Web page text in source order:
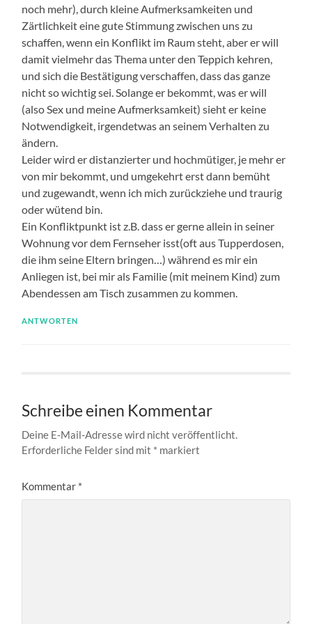
noch mehr), durch kleine Aufmerksamkeiten und
Zärtlichkeit eine gute Stimmung zwischen uns zu
schaffen, wenn ein Konflikt im Raum steht, aber er will
damit vielmehr das Thema unter den Teppich kehren,
und sich die Bestätigung verschaffen, dass das ganze
nicht so wichtig sei. Solange er bekommt, was er will
(also Sex und meine Aufmerksamkeit) sieht er keine
Notwendigkeit, irgendetwas an seinem Verhalten zu
ändern.
Leider wird er distanzierter und hochmütiger, je mehr er
von mir bekommt, und umgekehrt erst dann bemüht
und zugewandt, wenn ich mich zurückziehe und traurig
oder wütend bin.
Ein Konfliktpunkt ist z.B. dass er gerne allein in seiner
Wohnung vor dem Fernseher isst(oft aus Tupperdosen,
die ihm seine Eltern bringen…) während es mir ein
Anliegen ist, bei mir als Familie (mit meinem Kind) zum
Abendessen am Tisch zusammen zu kommen.
ANTWORTEN
Schreibe einen Kommentar
Deine E-Mail-Adresse wird nicht veröffentlicht.
Erforderliche Felder sind mit * markiert
Kommentar *